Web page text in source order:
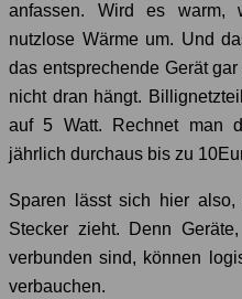
anfassen. Wird es warm,
nutzlose Wärme um. Und
das entsprechende Gerät
nicht dran hängt.
auf 5 Watt. Rechnet man
jährlich durchaus bis zu
Sparen lässt sich hier
Stecker zieht. Denn
verbunden sind, können
verbauchen.